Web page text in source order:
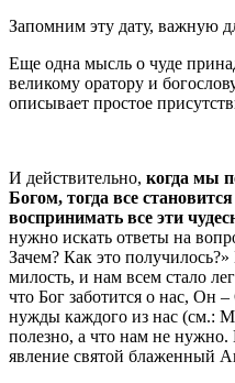
Запомним эту дату, важную
Еще одна мысль о чуде
великому оратору и
описывает простое
И действительно, когда мы
Богом, тогда все
воспринимать все эти
нужно искать ответы на
Зачем? Как это
милость, и нам всем стало
что Бог заботится о нас, Он
нужды каждого из нас (см.:
полезно, а что нам не
явление святой блаженный